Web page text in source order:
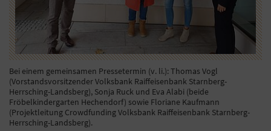
Bei einem gemeinsamen Pressetermin (v. li.): Thomas Vogl
(Vorstandsvorsitzender Volksbank Raiffeisenbank Starnberg-
Herrsching-Landsberg), Sonja Ruck und Eva Alabi (beide
Fröbelkindergarten Hechendorf) sowie Floriane Kaufmann
(Projektleitung Crowdfunding Volksbank Raiffeisenbank Starnberg-
Herrsching-Landsberg).